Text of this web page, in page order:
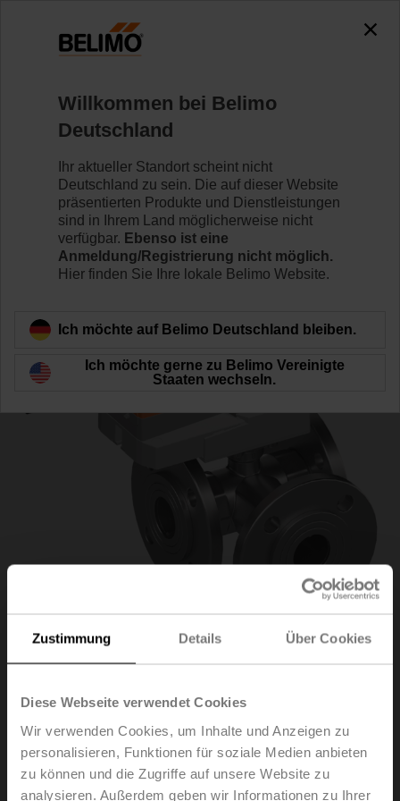
Zustimmung Details Über Cookies
Diese Webseite verwendet Cookies
Wir verwenden Cookies, um Inhalte und Anzeigen zu
personalisieren, Funktionen für soziale Medien anbieten
zu können und die Zugriffe auf unsere Website zu
analysieren. Außerdem geben wir Informationen zu Ihrer
R7040R16-B3/SR230A
Mehr erfahren
Zurück zur Produktkategorie
R7040R16-
B3/SR230A
Willkommen bei Belimo
Deutschland
Ihr aktueller Standort scheint nicht
Deutschland zu sein. Die auf dieser Website
präsentierten Produkte und Dienstleistungen
sind in Ihrem Land möglicherweise nicht
verfügbar. Ebenso ist eine
Anmeldung/Registrierung nicht möglich.
Hier finden Sie Ihre lokale Belimo Website.
Ich möchte auf Belimo Deutschland bleiben.
Ich möchte gerne zu Belimo Vereinigte
Staaten wechseln.